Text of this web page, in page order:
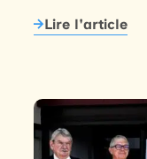
Lire l'article